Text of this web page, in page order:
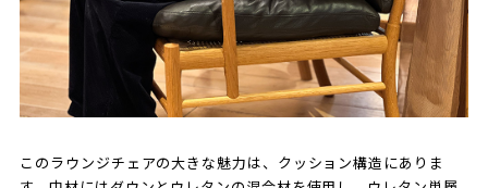
このラウンジチェアの大きな魅力は、クッション構造にありま